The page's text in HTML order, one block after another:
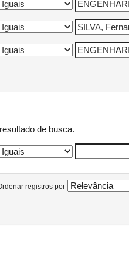
de busca.
registros por